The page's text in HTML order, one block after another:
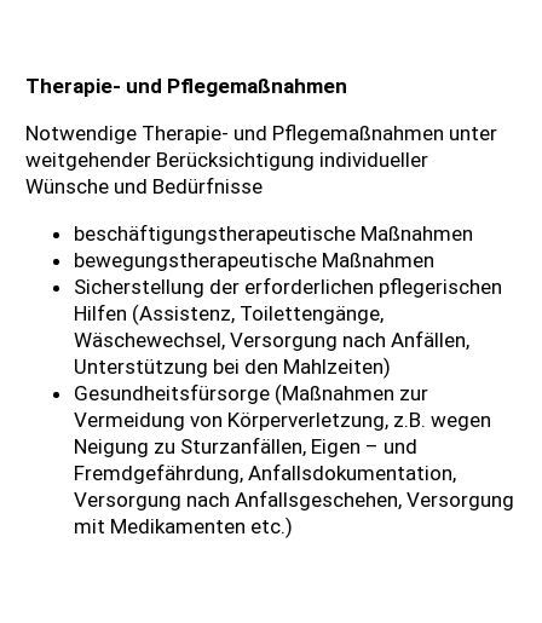
Therapie- und Pflegemaßnahmen
Notwendige Therapie- und Pflegemaßnahmen unter
weitgehender Berücksichtigung individueller
Wünsche und Bedürfnisse
beschäftigungstherapeutische Maßnahmen
bewegungstherapeutische Maßnahmen
Sicherstellung der erforderlichen pflegerischen
Hilfen (Assistenz, Toilettengänge,
Wäschewechsel, Versorgung nach Anfällen,
Unterstützung bei den Mahlzeiten)
Gesundheitsfürsorge (Maßnahmen zur
Vermeidung von Körperverletzung, z.B. wegen
Neigung zu Sturzanfällen, Eigen – und
Fremdgefährdung, Anfallsdokumentation,
Versorgung nach Anfallsgeschehen, Versorgung
mit Medikamenten etc.)